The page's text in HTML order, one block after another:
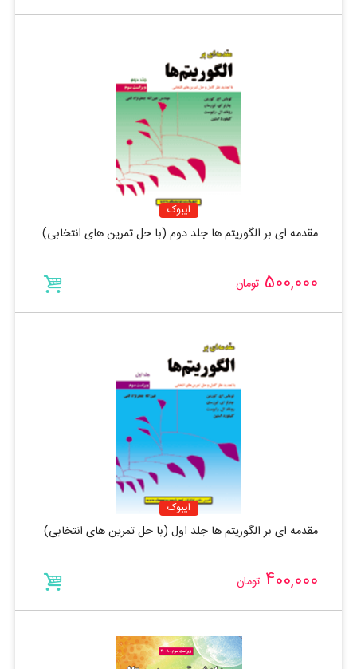
ایبوک
مقدمه ای بر الگوریتم ها جلد دوم (با حل تمرین های انتخابی)
500,000 تومان
ایبوک
مقدمه ای بر الگوریتم ها جلد اول (با حل تمرین های انتخابی)
400,000 تومان